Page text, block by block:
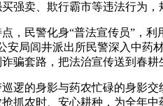
强卖、欺行霸市等违法行为
民警化身“普法宣传员”，利
安局闾井派出所民警深入中
骗套路，把法治宣传送到春
的身影与药农忙碌的身影交
抓农时、安心耕种，为全年